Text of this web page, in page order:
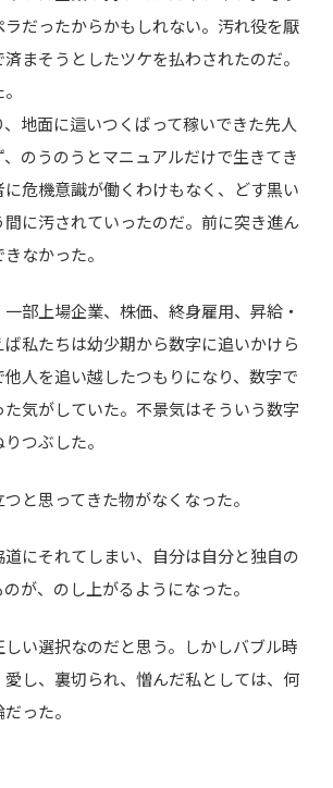
ラだったからかもしれない。汚れ役を厭
まそうとしたツケを払わされたのだ。
地面に這いつくばって稼いできた先人
のうのうとマニュアルだけで生きてき
危機意識が働くわけもなく、どす黒い
に汚されていったのだ。前に突き進ん
なかった。
部上場企業、株価、終身雇用、昇給・
私たちは幼少期から数字に追いかけら
人を追い越したつもりになり、数字で
気がしていた。不景気はそういう数字
つぶした。
と思ってきた物がなくなった。
にそれてしまい、自分は自分と独自の
が、のし上がるようになった。
い選択なのだと思う。しかしバブル時
し、裏切られ、憎んだ私としては、何
った。